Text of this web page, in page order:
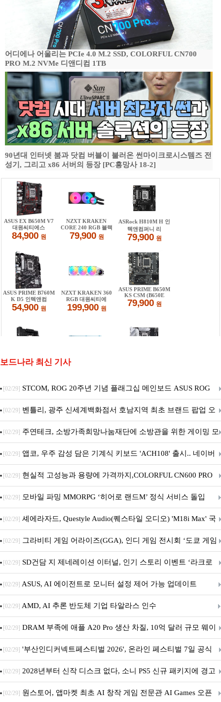
어디에나 어울리는 PCIe 4.0 M.2 SSD, COLORFUL CN700
PRO M.2 NVMe 디앤디컴 1TB
90년대 인터넷 붐과 닷컴 버블이 불러온 썬마이크로시스템즈 전
성기, 그리고 x86 서버의 등장 [PC흥망사 18-2]
보드나라 최신 기사
[02/29] STCOM, ROG 20주년 기념 플래그십 메인보드 ASUS ROG
Crosshair X870E EDITION 20 국내 출시 예정
[02/29] 벤틀리, 광주 신세계백화점서 호남지역 최초 브랜드 팝업 오
픈
[02/29] 주연테크, 소방가족희망나눔재단에 소방관을 위한 게이밍 모
니터·스마트 펫 침대 기부
[02/29] 앱코, 우주 감성 담은 기계식 키보드 'ACH108' 출시.. 네이버
브랜드데이 기획전 진행
[02/29] 현실적 고성능과 용량에 가격까지,COLORFUL CN600 PRO
M.2 NVMe 디앤디컴 1TB
[02/29] 모바일 파밍 MMORPG ‘히어로 랜드M’ 정식 서비스 돌입
[02/29] 셰에라자드, Questyle Audio(퀘스타일 오디오) 'M18i Max' 국
내 정식 출시
[02/29] 그라비티 게임 어라이즈(GGA), 인디 게임 전시회 ‘도쿄 게임
던전 13’ 참가!
[02/29] SD건담 지 제네레이션 이터널, 인기 스토리 이벤트 ‘라크로
아의 용사’ 재개최 및 풍성한 기념 이벤트 실시!
[02/29] ASUS, AI 에이전트로 모니터 설정 제어 가능 업데이트
[02/29] AMD, AI 추론 반도체 기업 타알라스 인수
[02/29] DRAM 부족에 애플 A20 Pro 생산 차질, 10억 달러 규모 웨이
퍼 대기
[02/29] '부산인디커넥트페스티벌 2026', 온라인 페스티벌 7일 공식
개막... 22일간 진행
[02/29] 2028년부터 신작 디스크 없다, 소니 PS5 신규 패키지에 경고
문 추가
[02/29] 원스토어, 앱마켓 최초 AI 창작 게임 전문관 AI Games 오픈